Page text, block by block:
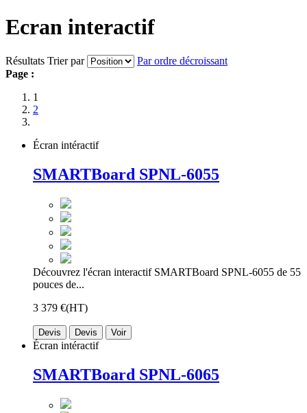
Ecran interactif
Résultats Trier par
Par ordre décroissant
Page :
1
2
Écran intéractif
SMARTBoard SPNL-6055
Découvrez l'écran interactif SMARTBoard SPNL-6055 de 55
pouces de...
3 379 €(HT)
Devis Devis Voir
Écran intéractif
SMARTBoard SPNL-6065